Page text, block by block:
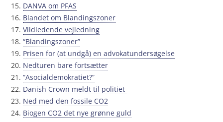
DANVA om PFAS
Blandet om Blandingszoner
Vildledende vejledning
“Blandingszoner”
Prisen for (at undgå) en advokatundersøgelse
Nedturen bare fortsætter
“Asocialdemokratiet?”
Danish Crown meldt til politiet
Ned med den fossile CO2
Biogen CO2 det nye grønne guld